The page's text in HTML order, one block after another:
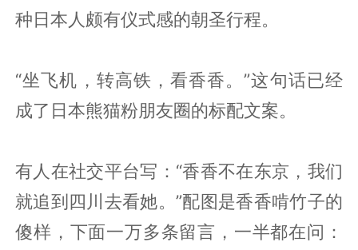
种日本人颇有仪式感的朝圣行程。
“坐飞机，转高铁，看香香。”这句话已经
成了日本熊猫粉朋友圈的标配文案。
有人在社交平台写：“香香不在东京，我们
就追到四川去看她。”配图是香香啃竹子的
傻样，下面一万多条留言，一半都在问：